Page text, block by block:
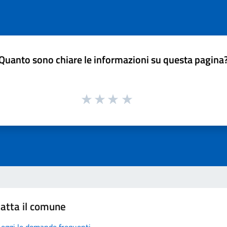
sono chiare le informazioni su questa
il comune